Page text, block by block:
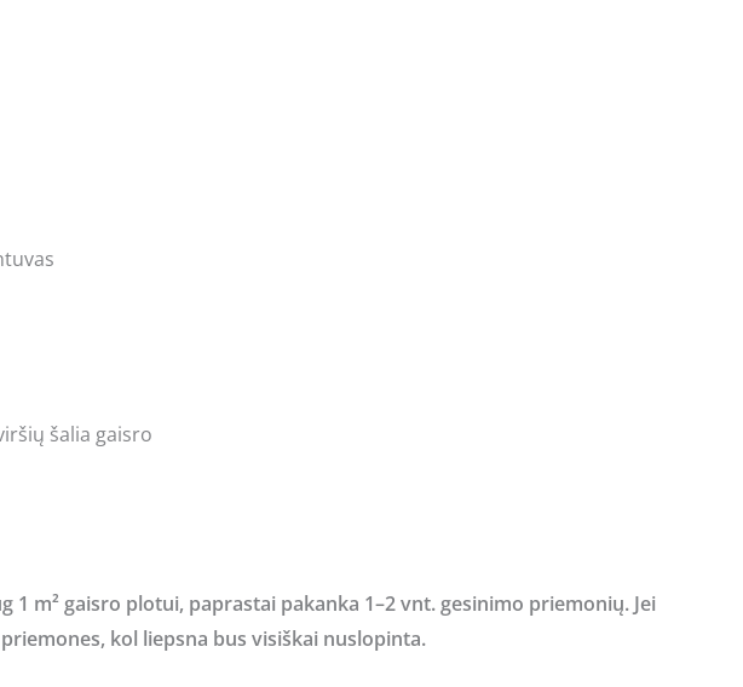
šalia gaisro
m² gaisro plotui, paprastai pakanka 1–2 vnt. gesinimo priemonių. Jei
kol liepsna bus visiškai nuslopinta.